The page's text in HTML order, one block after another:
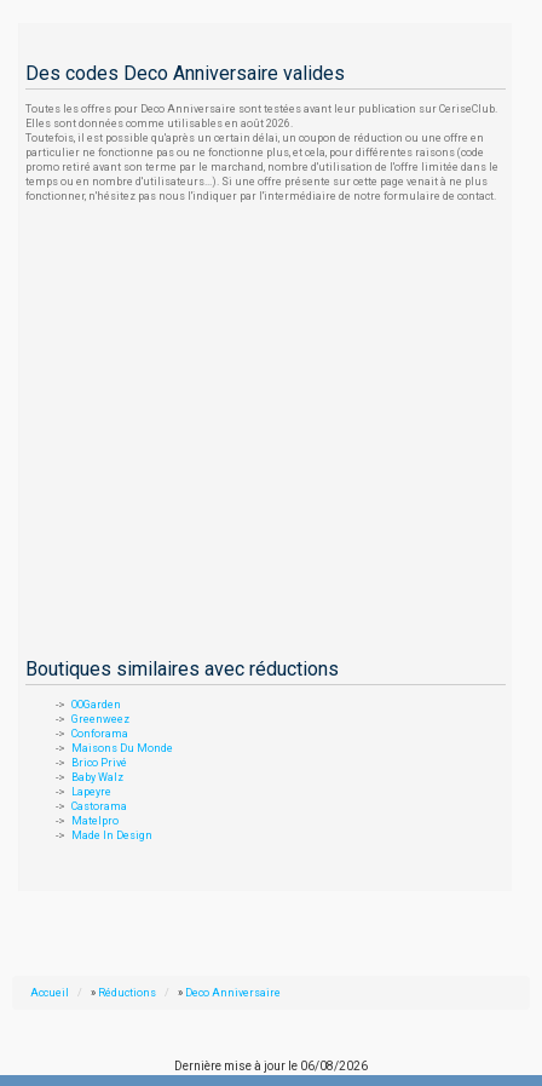
Des codes Deco Anniversaire valides
Toutes les offres pour Deco Anniversaire sont testées avant leur publication sur CeriseClub.
Elles sont données comme utilisables en août 2026.
Toutefois, il est possible qu'après un certain délai, un coupon de réduction ou une offre en
particulier ne fonctionne pas ou ne fonctionne plus, et cela, pour différentes raisons (code
promo retiré avant son terme par le marchand, nombre d'utilisation de l'offre limitée dans le
temps ou en nombre d'utilisateurs...). Si une offre présente sur cette page venait à ne plus
fonctionner, n'hésitez pas nous l'indiquer par l'intermédiaire de notre formulaire de contact.
Boutiques similaires avec réductions
OOGarden
Greenweez
Conforama
Maisons Du Monde
Brico Privé
Baby Walz
Lapeyre
Castorama
Matelpro
Made In Design
Accueil » Réductions » Deco Anniversaire
Dernière mise à jour le 06/08/2026